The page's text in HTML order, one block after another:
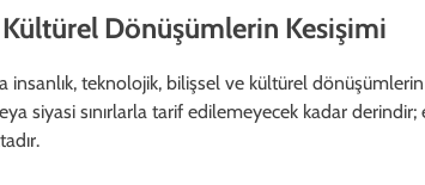
Dönüşümlerin Kesişimi
insanlık, teknolojik, bilişsel ve kültürel
siyasi sınırlarla tarif edilemeyecek kadar